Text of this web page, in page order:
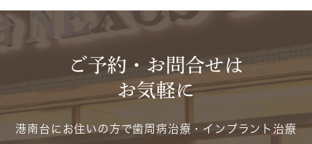
ご予約・お問合せは
お気軽に
港南台にお住いの方で歯周病治療・インプラント治療